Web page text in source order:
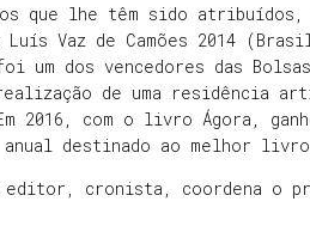
que lhe têm sido atribuídos,
Luís Vaz de Camões 2014
um dos vencedores das
de uma residência
2016, com o livro Ágora,
anual destinado ao melhor
cronista, coordena o